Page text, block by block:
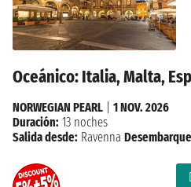
Oceánico: Italia, Malta,
NORWEGIAN PEARL
1 NOV. 2026
Duración: 13 noches
Salida desde: Ravenna